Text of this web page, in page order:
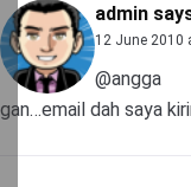
admin
12 June 2010
@angga
gan…email dah saya